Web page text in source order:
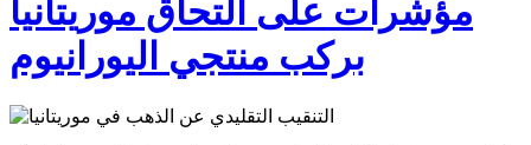
مؤشرات على التحاق موريتانيا
بركب منتجي اليورانيوم